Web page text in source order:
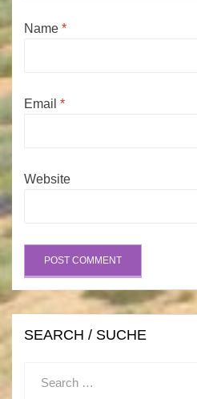
Name *
Email *
Website
SEARCH / SUCHE